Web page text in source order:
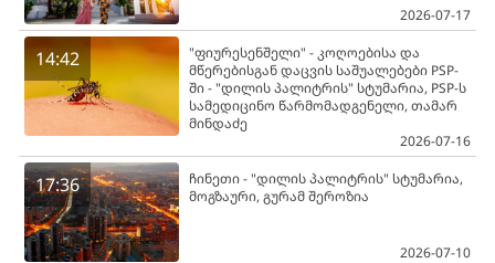
2026-07-17
14:42
"ფიურესენშელი" - კოღოებისა და
მწერებისგან დაცვის საშუალებები PSP-
ში - "დილის პალიტრის" სტუმარია, PSP-ს
სამედიცინო წარმომადგენელი, თამარ
მინდაძე
2026-07-16
17:36
ჩინეთი - "დილის პალიტრის" სტუმარია,
მოგზაური, გურამ შეროზია
2026-07-10